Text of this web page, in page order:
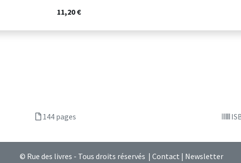
11,20 €
144 pages
© Rue des livres - Tous droits réservés | Contact | Newsletter